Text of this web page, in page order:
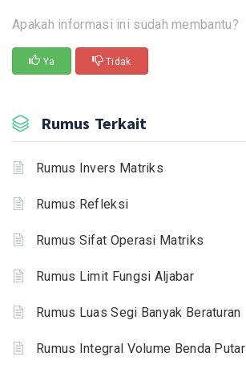
Apakah informasi ini sudah membantu?
Ya Tidak
Rumus Terkait
Rumus Invers Matriks
Rumus Refleksi
Rumus Sifat Operasi Matriks
Rumus Limit Fungsi Aljabar
Rumus Luas Segi Banyak Beraturan
Rumus Integral Volume Benda Putar